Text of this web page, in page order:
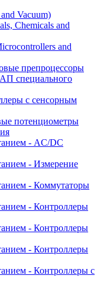
Vacuum)
Chemicals and
and
препроцессоры
специального
с сенсорным
потенциометры
- AC/DC
- Измерение
- Коммутаторы
- Контроллеры
- Контроллеры
- Контроллеры
- Контроллеры с